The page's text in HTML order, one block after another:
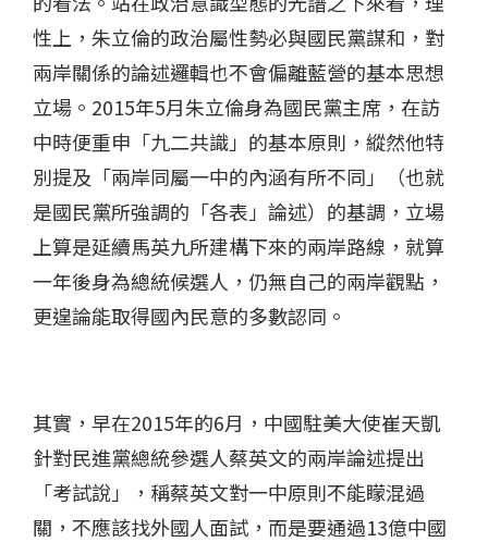
性上，朱立倫的政治屬性勢必與國民黨謀和，對
兩岸關係的論述邏輯也不會偏離藍營的基本思想
立場。2015年5月朱立倫身為國民黨主席，在訪
中時便重申「九二共識」的基本原則，縱然他特
別提及「兩岸同屬一中的內涵有所不同」（也就
是國民黨所強調的「各表」論述）的基調，立場
上算是延續馬英九所建構下來的兩岸路線，就算
一年後身為總統候選人，仍無自己的兩岸觀點，
更遑論能取得國內民意的多數認同。
其實，早在2015年的6月，中國駐美大使崔天凱
針對民進黨總統參選人蔡英文的兩岸論述提出
「考試說」，稱蔡英文對一中原則不能矇混過
關，不應該找外國人面試，而是要通過13億中國